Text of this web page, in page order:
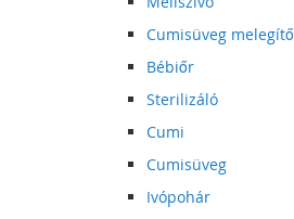
Cumisüveg melegítő
Bébiőr
Sterilizáló
Cumi
Cumisüveg
Ivópohár